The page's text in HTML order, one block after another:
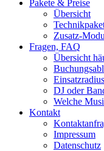
Pakete & Preise
Übersicht
Zusatz-
Fragen, FAQ
Übersicht
Einsatzradius
DJ oder
Welche
Kontakt
Impressum
Datenschutz